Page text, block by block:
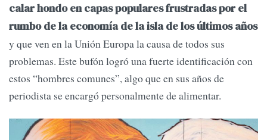
calar hondo en capas populares frustradas por el
rumbo de la economía de la isla de los últimos años
y que ven en la Unión Europa la causa de todos sus
problemas. Este bufón logró una fuerte identificación con
estos “hombres comunes”, algo que en sus años de
periodista se encargó personalmente de alimentar.